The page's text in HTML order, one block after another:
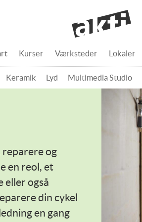
Kurser Værksteder Lokaler
Keramik Lyd Multimedia Studio
og
en reol, et
eller også
din cykel
en gang